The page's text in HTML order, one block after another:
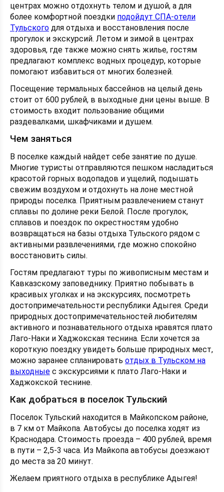
центрах можно отдохнуть телом и душой, а для
более комфортной поездки подойдут СПА-отели
Тульского для отдыха и восстановления после
прогулок и экскурсий. Летом и зимой в центрах
здоровья, где также можно снять жилье, гостям
предлагают комплекс водных процедур, которые
помогают избавиться от многих болезней.
Посещение термальных бассейнов на целый день
стоит от 600 рублей, в выходные дни цены выше. В
стоимость входит пользование общими
раздевалками, шкафчиками и душем.
Чем заняться
В поселке каждый найдет себе занятие по душе.
Многие туристы отправляются пешком насладиться
красотой горных водопадов и ущелий, подышать
свежим воздухом и отдохнуть на лоне местной
природы поселка. Приятным развлечением станут
сплавы по долине реки Белой. После прогулок,
сплавов и поездок по окрестностям удобно
возвращаться на базы отдыха Тульского рядом с
активными развлечениями, где можно спокойно
восстановить силы.
Гостям предлагают туры по живописным местам и
Кавказскому заповеднику. Приятно побывать в
красивых уголках и на экскурсиях, посмотреть
достопримечательности республики Адыгея. Среди
природных достопримечательностей любителям
активного и познавательного отдыха нравятся плато
Лаго-Наки и Хаджокская теснина. Если хочется за
короткую поездку увидеть больше природных мест,
можно заранее спланировать отдых в Тульском на
выходные с экскурсиями к плато Лаго-Наки и
Хаджокской теснине.
Как добраться в поселок Тульский
Поселок Тульский находится в Майкопском районе,
в 7 км от Майкопа. Автобусы до поселка ходят из
Краснодара. Стоимость проезда – 400 рублей, время
в пути – 2,5-3 часа. Из Майкопа автобусы доезжают
до места за 20 минут.
Желаем приятного отдыха в республике Адыгея!